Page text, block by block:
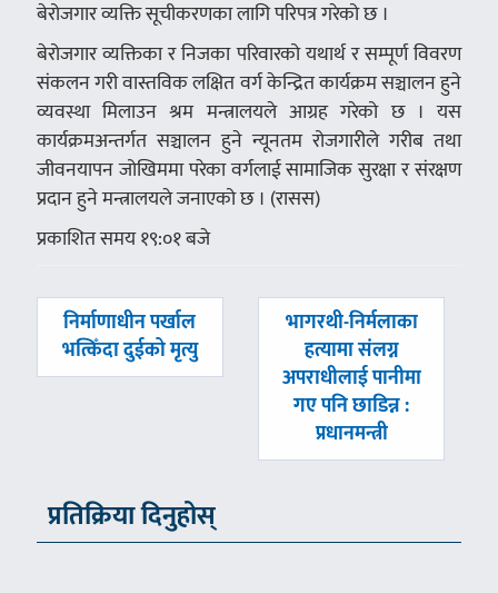
बेरोजगार व्यक्ति सूचीकरणका लागि परिपत्र गरेको छ ।
बेरोजगार व्यक्तिका र निजका परिवारको यथार्थ र सम्पूर्ण विवरण
संकलन गरी वास्तविक लक्षित वर्ग केन्द्रित कार्यक्रम सञ्चालन हुने
व्यवस्था मिलाउन श्रम मन्त्रालयले आग्रह गरेको छ । यस
कार्यक्रमअन्तर्गत सञ्चालन हुने न्यूनतम रोजगारीले गरीब तथा
जीवनयापन जोखिममा परेका वर्गलाई सामाजिक सुरक्षा र संरक्षण
प्रदान हुने मन्त्रालयले जनाएको छ । (रासस)
प्रकाशित समय १९:०१ बजे
पछिल्लाे
-
निर्माणाधीन पर्खाल
भत्किँदा दुईको मृत्यु
अघिल्लाे
भागरथी-निर्मलाका
हत्यामा संलग्न
अपराधीलाई पानीमा
गए पनि छाडिन्न :
प्रधानमन्त्री
प्रतिक्रिया दिनुहोस्